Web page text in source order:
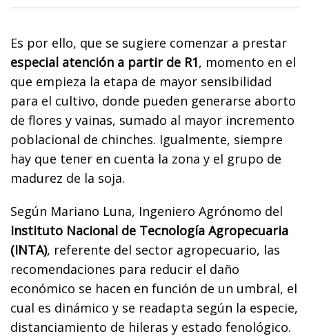
Es por ello, que se sugiere comenzar a prestar
especial atención a partir de R1, momento en el
que empieza la etapa de mayor sensibilidad
para el cultivo, donde pueden generarse aborto
de flores y vainas, sumado al mayor incremento
poblacional de chinches. Igualmente, siempre
hay que tener en cuenta la zona y el grupo de
madurez de la soja.
Según Mariano Luna, Ingeniero Agrónomo del
Instituto Nacional de Tecnología Agropecuaria
(INTA), referente del sector agropecuario, las
recomendaciones para reducir el daño
económico se hacen en función de un umbral, el
cual es dinámico y se readapta según la especie,
distanciamiento de hileras y estado fenológico.